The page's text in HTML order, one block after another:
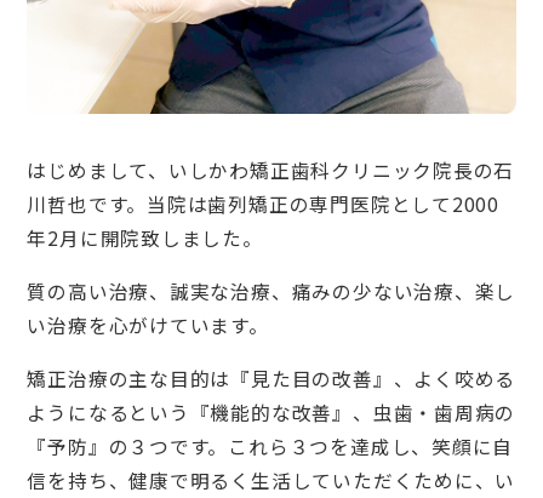
はじめまして、いしかわ矯正歯科クリニック院長の石
川哲也です。当院は歯列矯正の専門医院として2000
年2月に開院致しました。
質の高い治療、誠実な治療、痛みの少ない治療、楽し
い治療を心がけています。
矯正治療の主な目的は『見た目の改善』、よく咬める
ようになるという『機能的な改善』、虫歯・歯周病の
『予防』の３つです。これら３つを達成し、笑顔に自
信を持ち、健康で明るく生活していただくために、い